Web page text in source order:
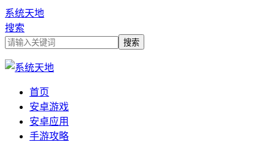
系统天地
搜索
首页
安卓游戏
安卓应用
手游攻略